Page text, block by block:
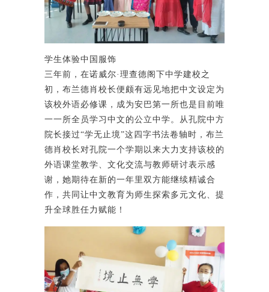
学生体验中国服饰
三年前，在诺威尔·理查德阁下中学建校之
初，布兰德肖校长便颇有远见地把中文设定为
该校外语必修课，成为安巴第一所也是目前唯
一一所全员学习中文的公立中学。从孔院中方
院长接过“学无止境”这四字书法卷轴时，布兰
德肖校长对孔院一个学期以来大力支持该校的
外语课堂教学、文化交流与教师研讨表示感
谢，她期待在新的一年里双方能继续精诚合
作，共同让中文教育为师生探索多元文化、提
升全球胜任力赋能！